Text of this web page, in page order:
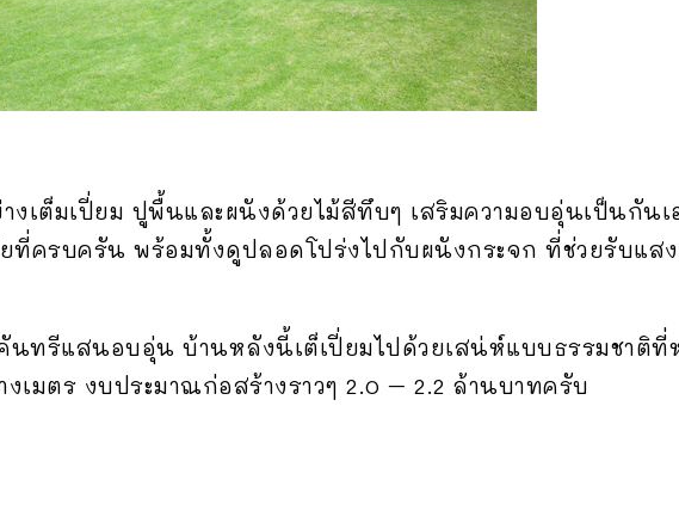
เต็มเปี่ยม ปูพื้นและผนังด้วยไม้สีทึบๆ เสริมความอบอุ่นเป็นกันเ
ครบครัน พร้อมทั้งดูปลอดโปร่งไปกับผนังกระจก ที่ช่วยรับแสง
รีแสนอบอุ่น บ้านหลังนี้เต็เปี่ยมไปด้วยเสน่ห์แบบธรรมชาติที่
มตร งบประมาณก่อสร้างราวๆ 2.0 – 2.2 ล้านบาทครับ